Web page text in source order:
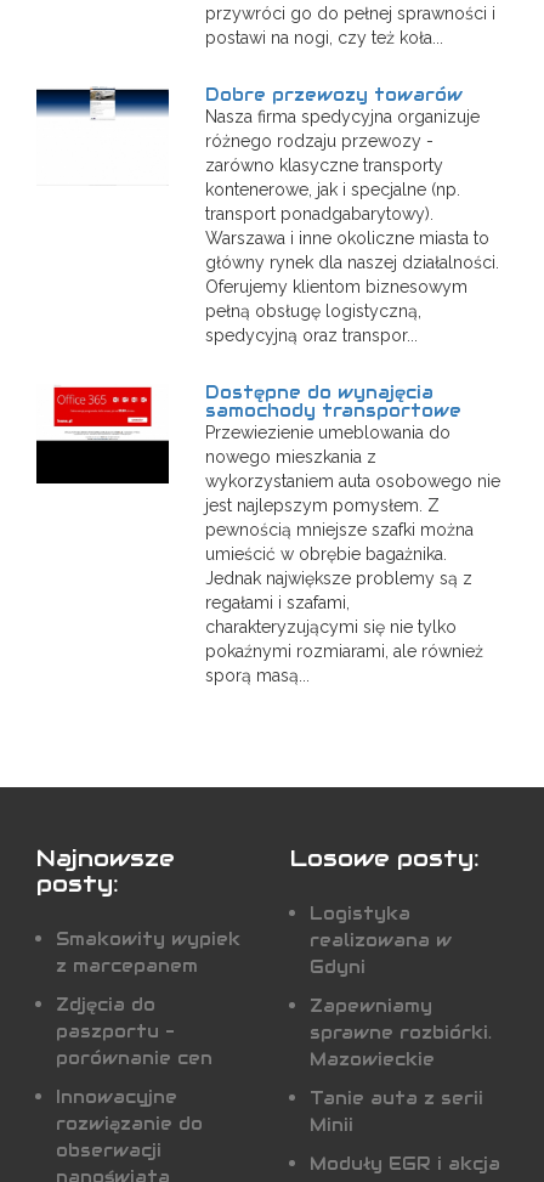
przywróci go do pełnej sprawności i
postawi na nogi, czy też koła...
Dobre przewozy towarów
Nasza firma spedycyjna organizuje
różnego rodzaju przewozy -
zarówno klasyczne transporty
kontenerowe, jak i specjalne (np.
transport ponadgabarytowy).
Warszawa i inne okoliczne miasta to
główny rynek dla naszej działalności.
Oferujemy klientom biznesowym
pełną obsługę logistyczną,
spedycyjną oraz transpor...
Dostępne do wynajęcia
samochody transportowe
Przewiezienie umeblowania do
nowego mieszkania z
wykorzystaniem auta osobowego nie
jest najlepszym pomysłem. Z
pewnością mniejsze szafki można
umieścić w obrębie bagażnika.
Jednak największe problemy są z
regałami i szafami,
charakteryzującymi się nie tylko
pokaźnymi rozmiarami, ale również
sporą masą...
Najnowsze
posty:
Smakowity wypiek
z marcepanem
Zdjęcia do
paszportu -
porównanie cen
Innowacyjne
rozwiązanie do
obserwacji
nanoświata
Losowe posty:
Logistyka
realizowana w
Gdyni
Zapewniamy
sprawne rozbiórki.
Mazowieckie
Tanie auta z serii
Minii
Moduły EGR i akcja